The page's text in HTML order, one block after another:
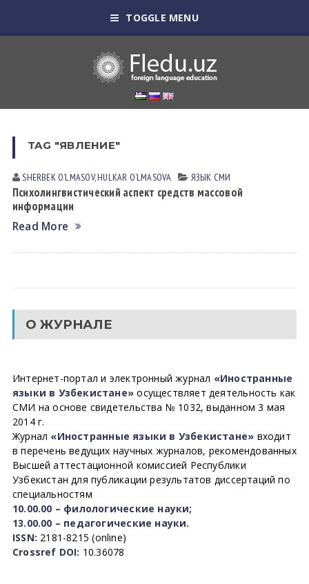
TOGGLE MENU
TAG "ЯВЛЕНИЕ"
SHERBEK OʼLMАSOV, HULKAR OʼLMАSOVА ЯЗЫК СМИ
Психолингвистический аспект средств массовой
информации
Read More
О ЖУРНАЛЕ
Интернет-портал и электронный журнал «Иностранные
языки в Узбекистане» осуществляет деятельность как
СМИ на основе свидетельства № 1032, выданном 3 мая
2014 г.
Журнал «Иностранные языки в Узбекистане» входит
в перечень ведущих научных журналов, рекомендованных
Высшей аттестационной комиссией Республики
Узбекистан для публикации результатов диссертаций по
специальностям
10.00.00 – филологические науки;
13.00.00 – педагогические науки.
ISSN: 2181-8215 (online)
Crossref DOI: 10.36078